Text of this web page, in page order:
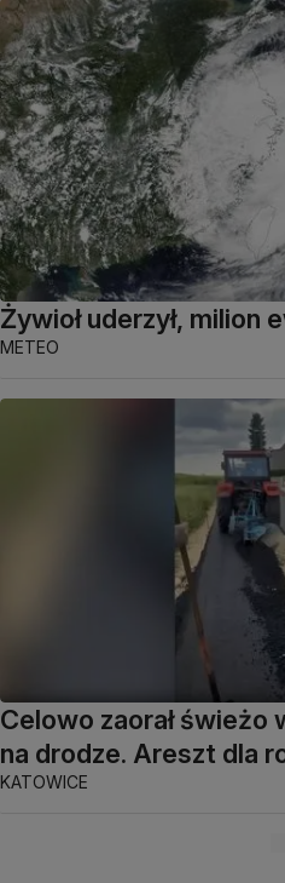
Żywioł uderzył, milion
METEO
Celowo zaorał świeżo
na drodze. Areszt dla
KATOWICE